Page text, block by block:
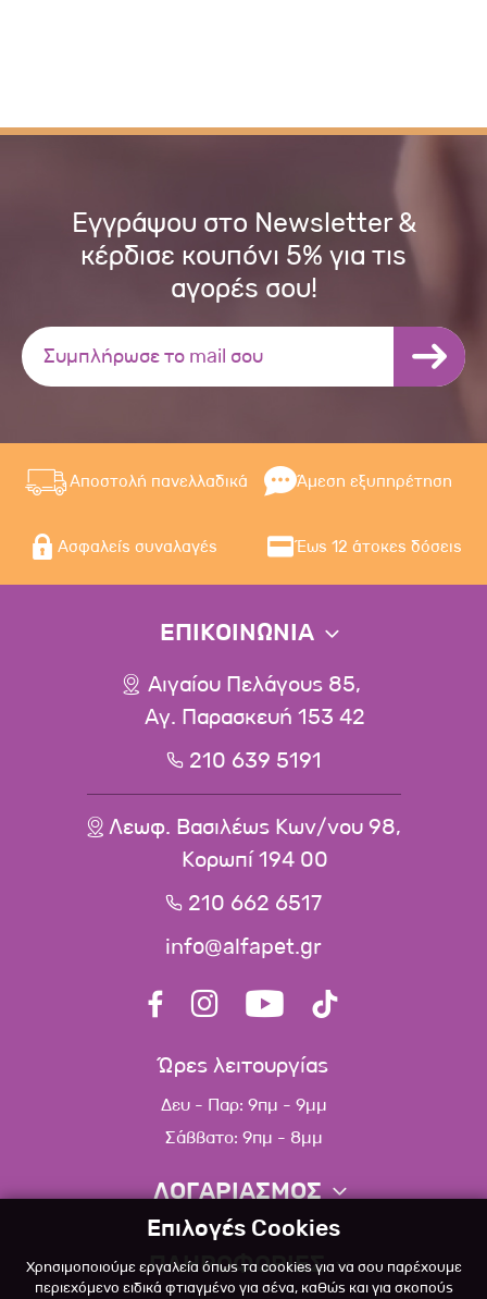
Εγγράψου στο Newsletter &
κέρδισε κουπόνι 5% για τις
αγορές σου!
Αποστολή πανελλαδικά Άμεση εξυπηρέτηση
Ασφαλείς συναλαγές Έως 12 άτοκες δόσεις
ΕΠΙΚΟΙΝΩΝΙΑ
Αιγαίου Πελάγους 85,
Αγ. Παρασκευή 153 42
210 639 5191
Λεωφ. Βασιλέως Κων/νου 98,
Κορωπί 194 00
210 662 6517
info@alfapet.gr
Ώρες λειτουργίας
Δευ - Παρ: 9πμ - 9μμ
Σάββατο: 9πμ - 8μμ
ΛΟΓΑΡΙΑΣΜΟΣ
Πληροφορίες λογαριασμού
Λίστα αγαπημένων
ΠΛΗΡΟΦΟΡΙΕΣ
Επιλογές Cookies
Χρησιμοποιούμε εργαλεία όπως τα cookies για να σου παρέχουμε
περιεχόμενο ειδικά φτιαγμένο για σένα, καθώς και για σκοπούς